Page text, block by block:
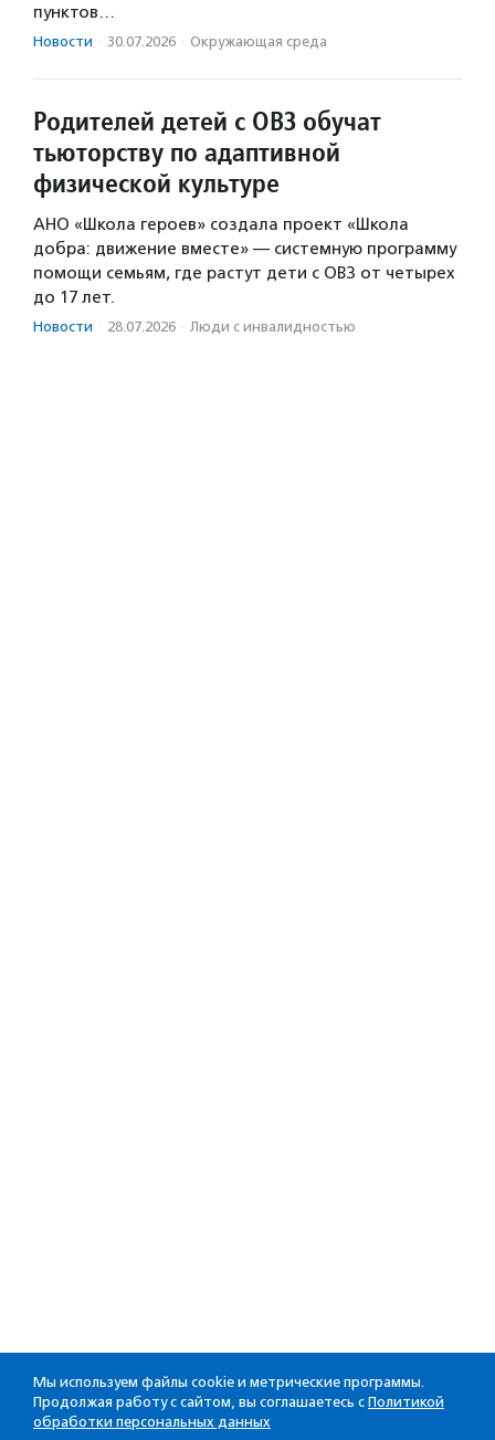
пунктов…
Новости · 30.07.2026 · Окружающая среда
Родителей детей с ОВЗ обучат
тьюторству по адаптивной
физической культуре
АНО «Школа героев» создала проект «Школа
добра: движение вместе» — системную программу
помощи семьям, где растут дети с ОВЗ от четырех
до 17 лет.
Новости · 28.07.2026 · Люди с инвалидностью
Мы используем файлы cookie и метрические программы.
Продолжая работу с сайтом, вы соглашаетесь с Политикой
обработки персональных данных